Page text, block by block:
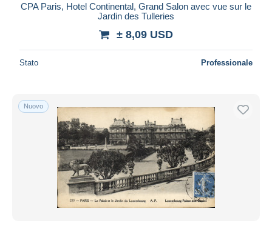
CPA Paris, Hotel Continental, Grand Salon avec vue sur le
Jardin des Tulleries
± 8,09 USD
Stato Professionale
Nuovo